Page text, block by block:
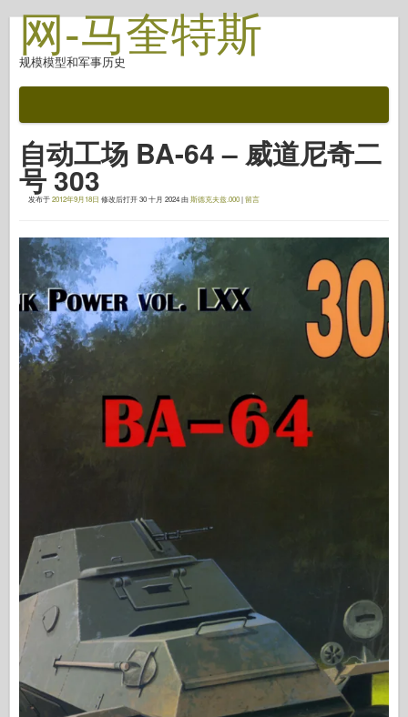
网-马奎特斯
规模模型和军事历史
战斗后
自动对焦武器
盟军轴
简介中的盔甲
协和
螺母和螺栓
新先锋
坦克功率
威道尼奇二军
马奎特斯
学院
王牌模型
阿夫夫俱乐部
空军
自动工场 BA-64 – 威道尼奇二
号 303
发布于2012年9月18日 修改后打开30 十月 2024由斯德克夫兹.000|留言